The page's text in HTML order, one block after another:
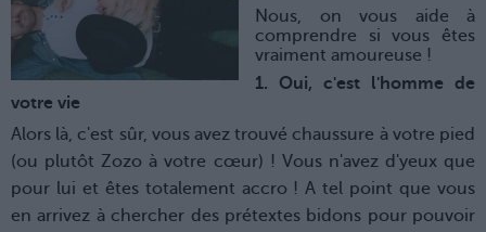
Nous, on vous aide à
comprendre si vous êtes
vraiment amoureuse !
1. Oui, c'est l'homme de
votre vie
Alors là, c'est sûr, vous avez trouvé chaussure à votre pied
(ou plutôt Zozo à votre cœur) ! Vous n'avez d'yeux que
pour lui et êtes totalement accro ! A tel point que vous
en arrivez à chercher des prétextes bidons pour pouvoir